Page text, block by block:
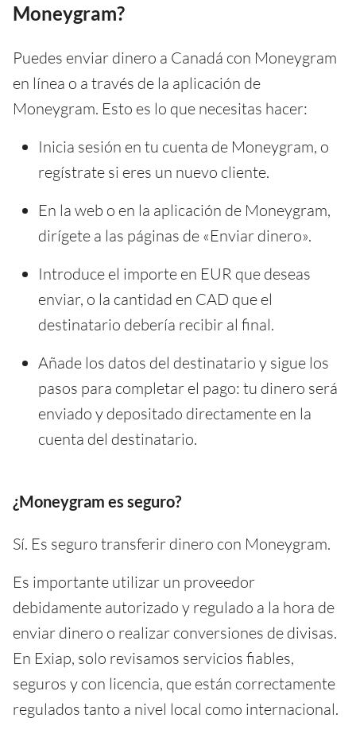
Moneygram?
Puedes enviar dinero a Canadá con Moneygram
en línea o a través de la aplicación de
Moneygram. Esto es lo que necesitas hacer:
Inicia sesión en tu cuenta de Moneygram, o
regístrate si eres un nuevo cliente.
En la web o en la aplicación de Moneygram,
dirígete a las páginas de «Enviar dinero».
Introduce el importe en EUR que deseas
enviar, o la cantidad en CAD que el
destinatario debería recibir al final.
Añade los datos del destinatario y sigue los
pasos para completar el pago: tu dinero será
enviado y depositado directamente en la
cuenta del destinatario.
¿Moneygram es seguro?
Sí. Es seguro transferir dinero con Moneygram.
Es importante utilizar un proveedor
debidamente autorizado y regulado a la hora de
enviar dinero o realizar conversiones de divisas.
En Exiap, solo revisamos servicios fiables,
seguros y con licencia, que están correctamente
regulados tanto a nivel local como internacional.